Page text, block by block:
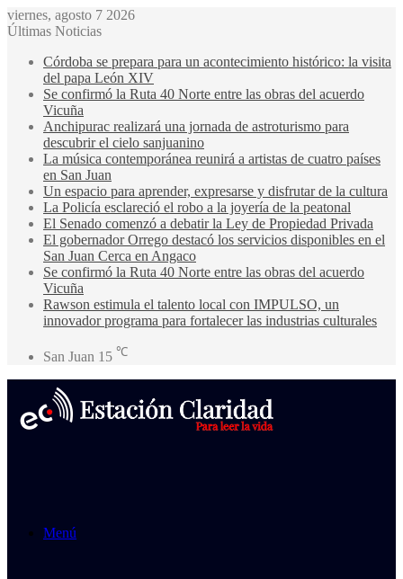
viernes, agosto 7 2026
Últimas Noticias
Córdoba se prepara para un acontecimiento histórico: la visita
del papa León XIV
Se confirmó la Ruta 40 Norte entre las obras del acuerdo
Vicuña
Anchipurac realizará una jornada de astroturismo para
descubrir el cielo sanjuanino
La música contemporánea reunirá a artistas de cuatro países
en San Juan
Un espacio para aprender, expresarse y disfrutar de la cultura
La Policía esclareció el robo a la joyería de la peatonal
El Senado comenzó a debatir la Ley de Propiedad Privada
El gobernador Orrego destacó los servicios disponibles en el
San Juan Cerca en Angaco
Se confirmó la Ruta 40 Norte entre las obras del acuerdo
Vicuña
Rawson estimula el talento local con IMPULSO, un
innovador programa para fortalecer las industrias culturales
San Juan 15 ℃
Menú